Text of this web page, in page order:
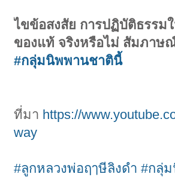
ไขข้อสงสัย การปฏิบัติธรรม
ของแท้ จริงหรือไม่ สัมภาษ
#กลุ่มนิพพานชาตินี้
ที่มา https://
way
#ลูกหลวงพ่อฤๅษีลิงดำ #กลุ่